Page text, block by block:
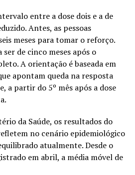
entre a dose dois e a de
Antes, as pessoas
meses para tomar o reforço.
de cinco meses após o
A orientação é baseada em
apontam queda na resposta
a partir do 5º mês após a dose
da Saúde, os resultados do
no cenário epidemiológico
atualmente. Desde o
em abril, a média móvel de